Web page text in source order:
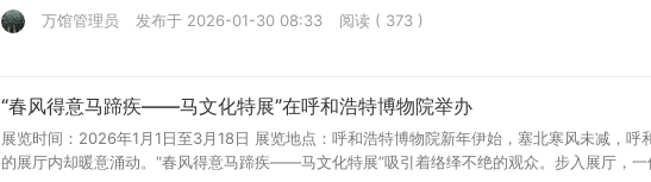
万馆管理员 发布于 2026-01-30 08:33 阅读 ( 373 )
“春风得意马蹄疾——马文化特展”在呼和浩特博物院举办
展览时间：2026年1月1日至3月18日 展览地点：呼和浩特博物院新年伊始，塞北寒风未减，呼
的展厅内却暖意涌动。“春风得意马蹄疾——马文化特展”吸引着络绎不绝的观众。步入展厅，一